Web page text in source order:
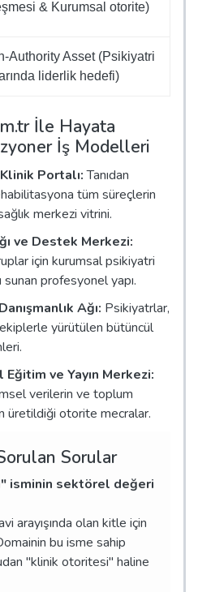
& Kurumsal otorite)
Authority Asset (Psikiyatri
liderlik hedefi)
İle Hayata
İş Modelleri
Portalı:Tanıdan
tüm süreçlerin
merkezi vitrini.
ve Destek Merkezi:
için kurumsal psikiyatri
profesyonel yapı.
Ağı: Psikiyatrlar,
yürütülen bütüncül
Eğitim ve Yayın Merkezi:
verilerin ve toplum
üretildiği otorite mecralar.
Sorular
isminin sektörel değeri
arayışında olan kitle için
bu isme sahip
"klinik otoritesi" haline